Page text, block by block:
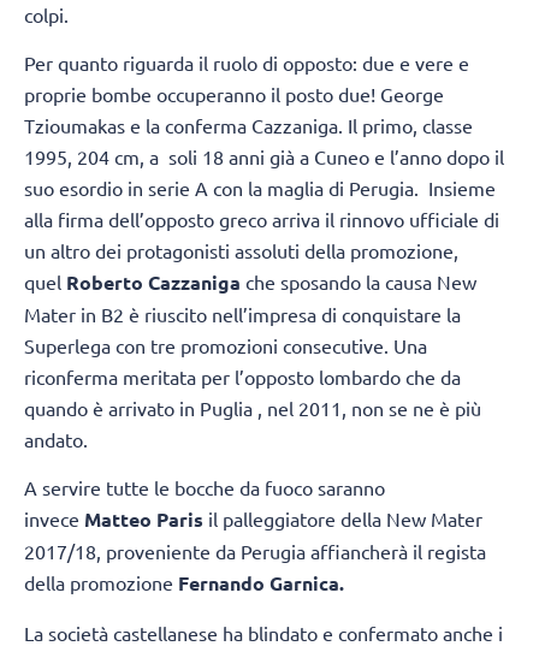
colpi.
Per quanto riguarda il ruolo di opposto: due e vere e
proprie bombe occuperanno il posto due! George
Tzioumakas e la conferma Cazzaniga. Il primo, classe
1995, 204 cm, a soli 18 anni già a Cuneo e l’anno dopo il
suo esordio in serie A con la maglia di Perugia. Insieme
alla firma dell’opposto greco arriva il rinnovo ufficiale di
un altro dei protagonisti assoluti della promozione,
quel Roberto Cazzaniga che sposando la causa New
Mater in B2 è riuscito nell’impresa di conquistare la
Superlega con tre promozioni consecutive. Una
riconferma meritata per l’opposto lombardo che da
quando è arrivato in Puglia , nel 2011, non se ne è più
andato.
A servire tutte le bocche da fuoco saranno
invece Matteo Paris il palleggiatore della New Mater
2017/18, proveniente da Perugia affiancherà il regista
della promozione Fernando Garnica.
La società castellanese ha blindato e confermato anche i